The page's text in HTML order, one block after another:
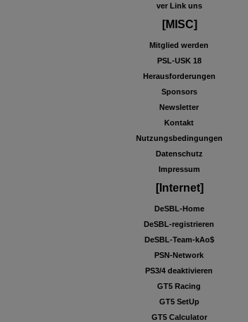
ver Link uns
[MISC]
Mitglied werden
PSL-USK 18
Herausforderungen
Sponsors
Newsletter
Kontakt
Nutzungsbedingungen
Datenschutz
Impressum
[Internet]
DeSBL-Home
DeSBL-registrieren
DeSBL-Team-kAo$
PSN-Network
PS3/4 deaktivieren
GT5 Racing
GT5 SetUp
GT5 Calculator